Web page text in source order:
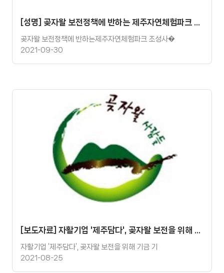
[성명] 곶자왈 보전정책에 반하는 제주자연체험파크 조성사업은 반려돼야 한다.
곶자왈 보전정책에 반하는제주자연체험파크 조성사�
2021-09-30
[보도자료] 자활기업 '제주담다', 곶자왈 보전을 위해 기금 기탁
자활기업 ‘제주담다’, 곶자왈 보전을 위해 기금 기
2021-08-25